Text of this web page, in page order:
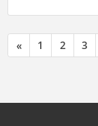
« 1 2 3